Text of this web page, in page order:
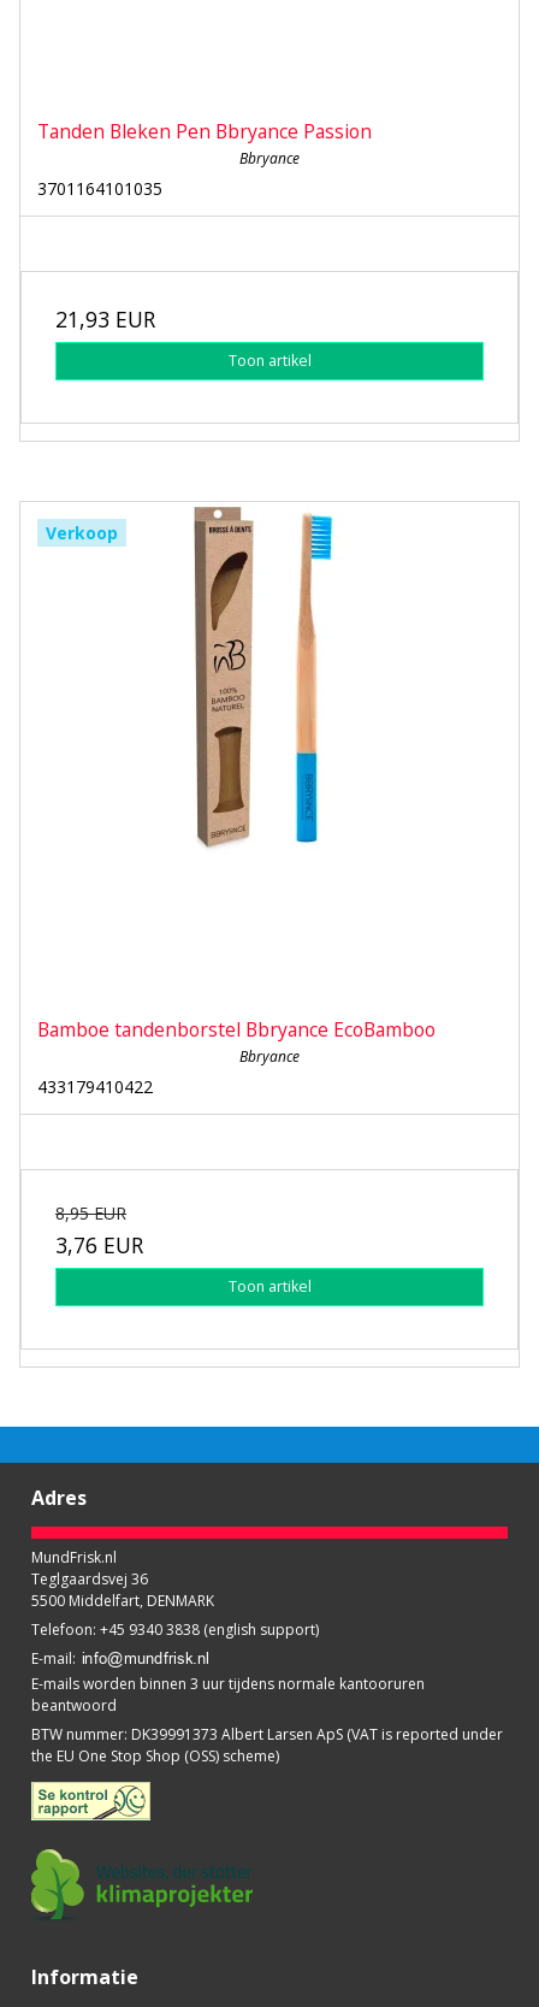
Tanden Bleken Pen Bbryance Passion
Bbryance
3701164101035
21,93 EUR
Toon artikel
Verkoop
Bamboe tandenborstel Bbryance EcoBamboo
Bbryance
433179410422
8,95 EUR
3,76 EUR
Toon artikel
Adres
MundFrisk.nl
Teglgaardsvej 36
5500 Middelfart, DENMARK
Telefoon: +45 9340 3838 (english support)
E-mail:
E-mails worden binnen 3 uur tijdens normale kantooruren
beantwoord
BTW nummer: DK39991373 Albert Larsen ApS (VAT is reported under
the EU One Stop Shop (OSS) scheme)
Informatie